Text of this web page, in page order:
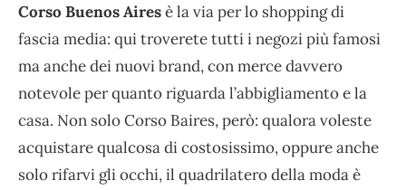
Corso Buenos Airesè la via per lo shopping di
fascia media: qui troverete tutti i negozi più famosi
ma anche dei nuovi brand, con merce davvero
notevole per quanto riguarda l’abbigliamento e la
casa. Non solo Corso Baires, però: qualora voleste
acquistare qualcosa di costosissimo, oppure anche
solo rifarvi gli occhi, il quadrilatero della moda è